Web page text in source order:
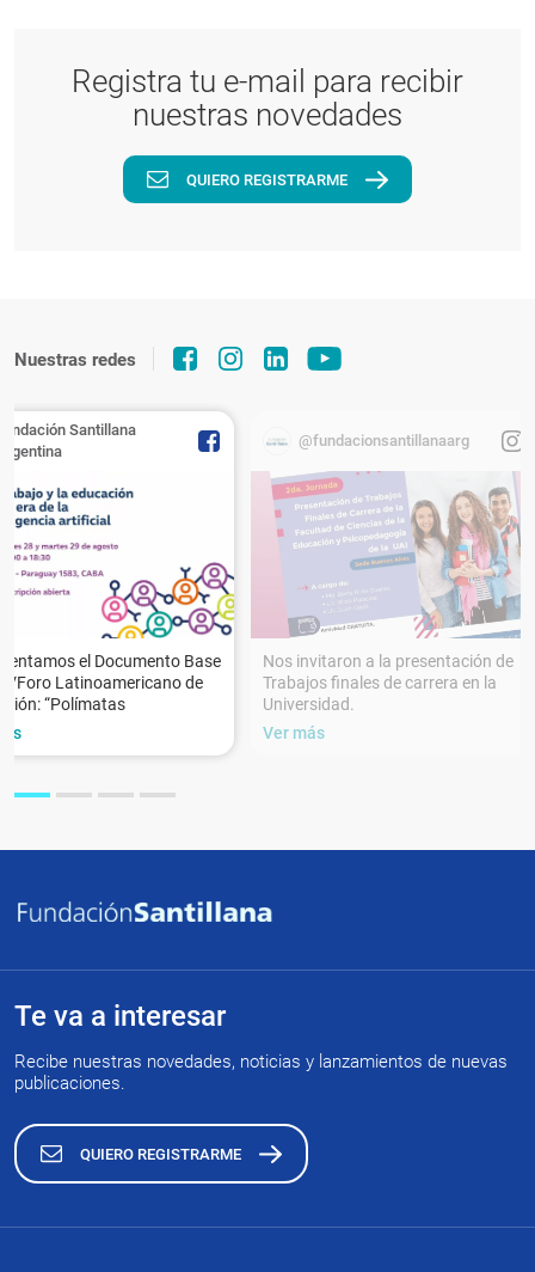
Registra tu e-mail para recibir
nuestras novedades
QUIERO REGISTRARME
Nuestras redes
Santillana
el Documento Base
Latinoamericano de
“Polímatas
@fundacionsantillanaarg
Nos invitaron a la presentación de
Trabajos finales de carrera en la
Universidad.
Ver más
Te va a interesar
Recibe nuestras novedades, noticias y lanzamientos de nuevas
publicaciones.
QUIERO REGISTRARME